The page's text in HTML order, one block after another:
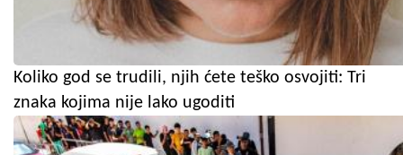
Koliko god se trudili, njih ćete teško osvojiti: Tri
znaka kojima nije lako ugoditi